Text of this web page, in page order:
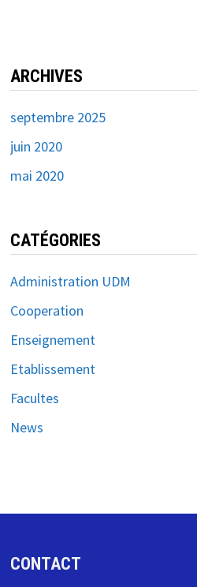
ARCHIVES
septembre 2025
juin 2020
mai 2020
CATÉGORIES
Administration UDM
Cooperation
Enseignement
Etablissement
Facultes
News
CONTACT